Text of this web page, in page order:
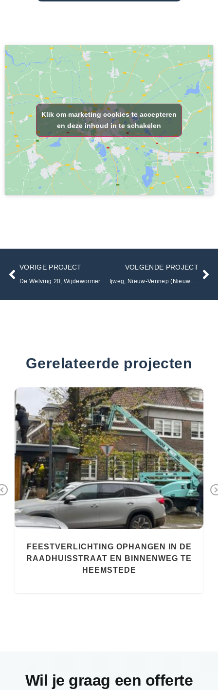
Klik om marketing cookies te accepteren
en deze inhoud in te schakelen
VORIGE PROJECT
De Welving 20, Wijdewormer
VOLGENDE PROJECT
Ijweg, Nieuw-Vennep (Nieuwbouw Villa)
Gerelateerde projecten
Previous
FEESTVERLICHTING OPHANGEN IN DE
RAADHUISSTRAAT EN BINNENWEG TE
HEEMSTEDE
Wil je graag een offerte